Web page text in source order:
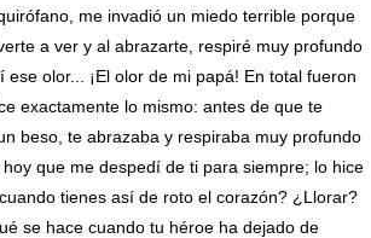
me invadió un miedo terrible porque
a ver y al abrazarte, respiré muy profundo
olor... ¡El olor de mi papá! En total fueron
exactamente lo mismo: antes de que te
beso, te abrazaba y respiraba muy profundo
que me despedí de ti para siempre; lo hice
tienes así de roto el corazón? ¿Llorar?
se hace cuando tu héroe ha dejado de